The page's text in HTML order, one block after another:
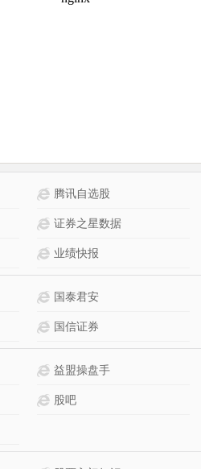
腾讯自选股
证券之星数据
业绩快报
国泰君安
国信证券
益盟操盘手
股吧